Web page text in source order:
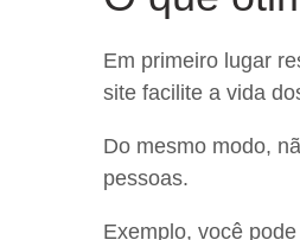
Em primeiro lugar
site facilite a vida
Do mesmo modo,
pessoas.
Exemplo, você